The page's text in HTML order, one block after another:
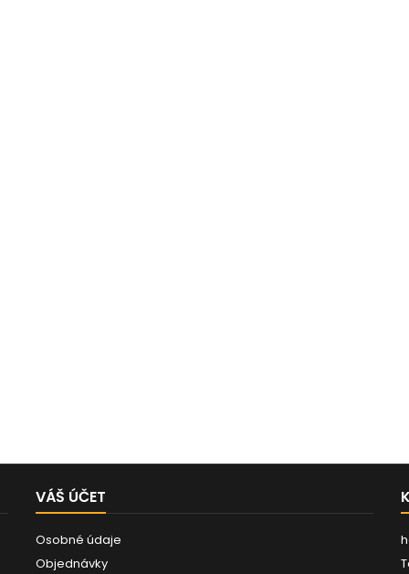
VÁŠ ÚČET
Osobné údaje
Objednávky